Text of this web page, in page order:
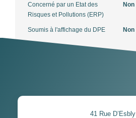
Concerné par un Etat des
Risques et Pollutions (ERP)
Non
Soumis à l'affichage du DPE Non
41 Rue D’Esbly